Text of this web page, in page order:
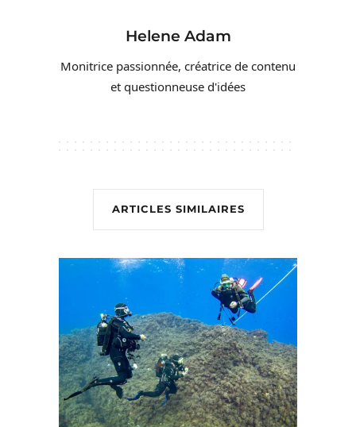
Helene Adam
Monitrice passionnée, créatrice de contenu
et questionneuse d'idées
ARTICLES SIMILAIRES